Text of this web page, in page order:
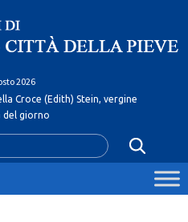
2026
Croce (Edith) Stein, vergine
del giorno